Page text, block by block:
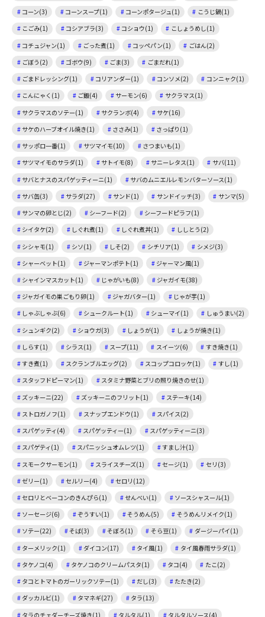
コーン(3)
コーンスープ(1) コーンポタージュ(1)
こうじ鍋(1)
こごみ(1)
コシアブラ(3) コショウ(1)
こしょうめし(1)
コチュジャン(1)
ごった煮(1) コッペパン(1)
ごはん(2)
ごぼう(2)
ゴボウ(9) ごま(3)
ごまだれ(1)
ごまドレッシング(1)
コリアンダー(1) コンソメ(2)
コンニャク(1)
こんにゃく(1)
ご飯(4) サーモン(6)
サクラマス(1)
サクラマスのソテー(1)
サクランボ(4)
サケ(16)
サケのハーブオイル焼き(1)
ささみ(1)
さっぱり(1)
サッポロ一番(1)
サツマイモ(10)
さつまいも(1)
サツマイモのサラダ(1)
サトイモ(8) サニーレタス(1)
サバ(11)
サバとナスのスパゲッティーニ(1)
サバのムニエルレモンバターソース(1)
サバ缶(3)
サラダ(27) サンド(1) サンドイッチ(3)
サンマ(5)
サンマの卵とじ(2)
シーフード(2)
シーフードピラフ(1)
シイタケ(2)
しぐれ煮(1) しぐれ煮丼(1)
ししとう(2)
シシャモ(1)
シソ(1) しそ(2) シチリア(1)
シメジ(3)
シャーベット(1)
ジャーマンポテト(1)
ジャーマン風(1)
シャインマスカット(1)
じゃがいも(8)
ジャガイモ(38)
ジャガイモの巣ごもり卵(1)
ジャガバター(1)
じゃが芋(1)
しゃぶしゃぶ(6)
シュークルート(1) シューマイ(1)
しゅうまい(2)
シュンギク(2)
ショウガ(3) しょうが(1)
しょうが焼き(1)
しらす(1)
シラス(1) スープ(11) スイーツ(6)
すき焼き(1)
すき煮(1)
スクランブルエッグ(2) スコップコロッケ(1)
すし(1)
スタッフドピーマン(1)
スタミナ野菜とブリの照り焼きのせ(1)
ズッキーニ(22)
ズッキーニのフリット(1)
ステーキ(14)
ストロガノフ(1)
スナップエンドウ(1)
スパイス(2)
スパゲッティ(4)
スパゲッティー(1)
スパゲッティーニ(3)
スパゲティ(1)
スパニッシュオムレツ(1)
すまし汁(1)
スモークサーモン(1)
スライスチーズ(1) セージ(1)
セリ(3)
ゼリー(1)
セルリー(4)
セロリ(12)
セロリとベーコンのきんぴら(1)
せんべい(1)
ソースシャスール(1)
ソーセージ(6)
ぞうすい(1) そうめん(5)
そうめんリメイク(1)
ソテー(22)
そば(3) そぼろ(1) そら豆(1)
ダージーパイ(1)
ターメリック(1)
ダイコン(17) タイ風(1)
タイ風春雨サラダ(1)
タケノコ(4)
タケノコのクリームパスタ(1) タコ(4)
たこ(2)
タコとトマトのガーリックソテー(1)
だし(3)
たたき(2)
ダッカルビ(1)
タマネギ(27)
タラ(13)
タラのチェダーチーズ焼き(1)
タルタル(1)
タルタルソース(4)